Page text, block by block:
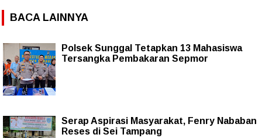
BACA LAINNYA
Polsek Sunggal Tetapkan 13 Mahasiswa
Tersangka Pembakaran Sepmor
Serap Aspirasi Masyarakat, Fenry Nababan
Reses di Sei Tampang